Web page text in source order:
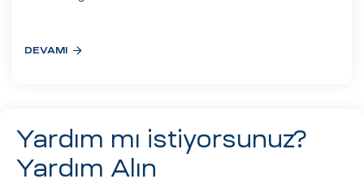
DEVAMI
Yardım mı istiyorsunuz?
Yardım Alın